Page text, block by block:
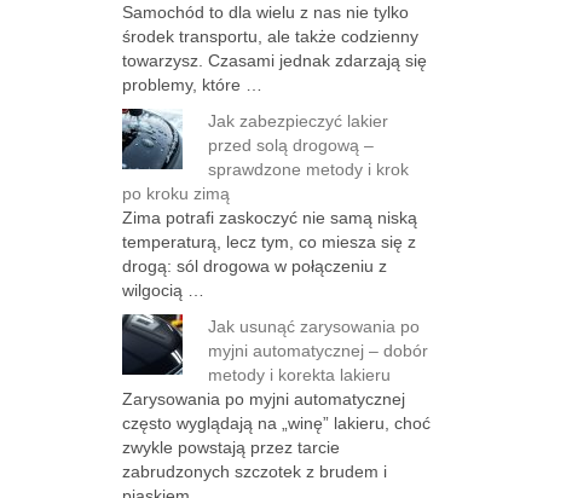
Samochód to dla wielu z nas nie tylko
środek transportu, ale także codzienny
towarzysz. Czasami jednak zdarzają się
problemy, które …
Jak zabezpieczyć lakier
przed solą drogową –
sprawdzone metody i krok
po kroku zimą
Zima potrafi zaskoczyć nie samą niską
temperaturą, lecz tym, co miesza się z
drogą: sól drogowa w połączeniu z
wilgocią …
Jak usunąć zarysowania po
myjni automatycznej – dobór
metody i korekta lakieru
Zarysowania po myjni automatycznej
często wyglądają na „winę” lakieru, choć
zwykle powstają przez tarcie
zabrudzonych szczotek z brudem i